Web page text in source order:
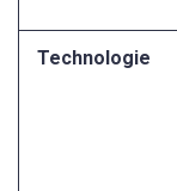
Technologie